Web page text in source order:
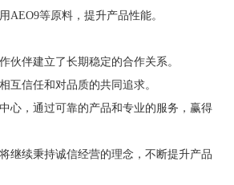
AEO9等原料，提升产品性能。
伙伴建立了长期稳定的合作关系。
互信任和对品质的共同追求。
心，通过可靠的产品和专业的服务，赢得
继续秉持诚信经营的理念，不断提升产品